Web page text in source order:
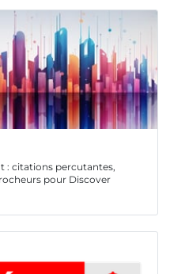
: citations percutantes,
pour Discover